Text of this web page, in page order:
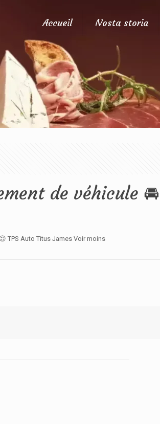
Accueil Nosta storia
de véhicule 🚘
TPS Auto Titus James Voir moins